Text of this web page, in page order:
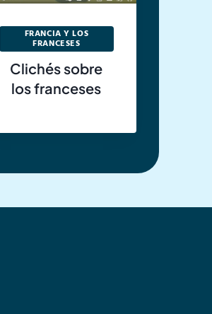
FRANCIA Y LOS
FRANCESES
Clichés sobre
los franceses